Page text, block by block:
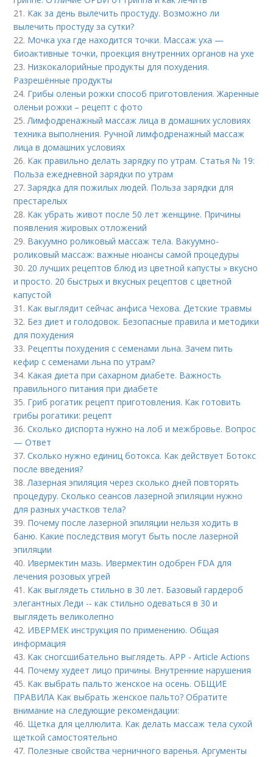
21. Как за день вылечить простуду. Возможно ли
вылечить простуду за сутки?
22. Мочка уха где находится точки. Массаж уха —
биоактивные точки, проекция внутренних органов на ухе
23. Низкокалорийные продукты для похудения.
Разрешённые продукты
24. Грибы оленьи рожки способ приготовления. Жаренные
оленьи рожки – рецепт с фото
25.Лимфодренажный массаж лица в домашних условиях
техника выполнения. Ручной лимфодренажный массаж
лица в домашних условиях
26. Как правильно делать зарядку по утрам. Статья № 19:
Польза ежедневной зарядки по утрам
27.Зарядка для пожилых людей. Польза зарядки для
престарелых
28. Как убрать живот после 50 лет женщине. Причины
появления жировых отложений
29. Вакуумно роликовый массаж тела. Вакуумно-
роликовый массаж: важные нюансы самой процедуры
30. 20 лучших рецептов блюд из цветной капусты » вкусно
и просто. 20 быстрых и вкусных рецептов с цветной
капустой
31. Как выглядит сейчас анфиса Чехова. Детские травмы
32. Без диет и голодовок. Безопасные правила и методики
для похудения
33. Рецепты похудения с семенами льна. Зачем пить
кефир с семенами льна по утрам?
34. Какая диета при сахарном диабете. Важность
правильного питания при диабете
35. Гриб рогатик рецепт приготовления. Как готовить
грибы рогатики: рецепт
36.Сколько диспорта нужно на лоб и межбровье. Вопрос
— Ответ
37.Сколько нужно единиц ботокса. Как действует Ботокс
после введения?
38.Лазерная эпиляция через сколько дней повторять
процедуру. Сколько сеансов лазерной эпиляции нужно
для разных участков тела?
39. Почему после лазерной эпиляции нельзя ходить в
баню. Какие последствия могут быть после лазерной
эпиляции
40. Ивермектин мазь. Ивермектин одобрен FDA для
лечения розовых угрей
41. Как выглядеть стильно в 30 лет. Базовый гардероб
элегантных Леди -- как стильно одеваться в 30 и
выглядеть великолепно
42. ИВЕРМЕК инструкция по применению. Общая
информация
43. Как сногсшибательно выглядеть. APP - Article Actions
44. Почему худеет лицо причины. Внутренние нарушения
45. Как выбрать пальто женское на осень. ОБЩИЕ
ПРАВИЛА Как выбрать женское пальто? Обратите
внимание на следующие рекомендации:
46. Щетка для целлюлита. Как делать массаж тела сухой
щеткой самостоятельно
47. Полезные свойства черничного варенья. Аргументы